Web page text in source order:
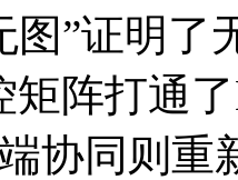
图”证明
矩阵打通
协同则